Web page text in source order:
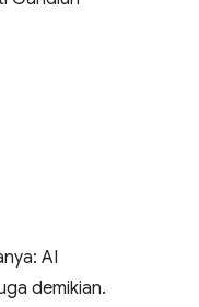
AI
demikian.